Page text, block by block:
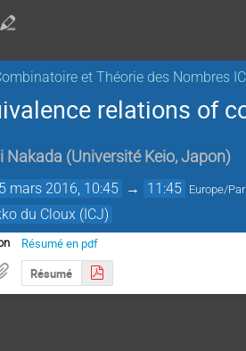
et Théorie des Nombres
relations of
Nakada (Université Keio, Japon)
mars 2016, 10:45 → 11:45 Europe/
du Cloux (ICJ)
Résumé en pdf
Résumé